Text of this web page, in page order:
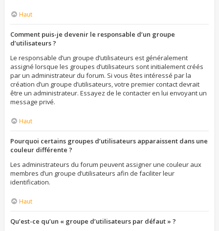
Haut
Comment puis-je devenir le responsable d’un groupe
d’utilisateurs ?
Le responsable d’un groupe d’utilisateurs est généralement
assigné lorsque les groupes d’utilisateurs sont initialement créés
par un administrateur du forum. Si vous êtes intéressé par la
création d’un groupe d’utilisateurs, votre premier contact devrait
être un administrateur. Essayez de le contacter en lui envoyant un
message privé.
Haut
Pourquoi certains groupes d’utilisateurs apparaissent dans une
couleur différente ?
Les administrateurs du forum peuvent assigner une couleur aux
membres d’un groupe d’utilisateurs afin de faciliter leur
identification.
Haut
Qu’est-ce qu’un « groupe d’utilisateurs par défaut » ?